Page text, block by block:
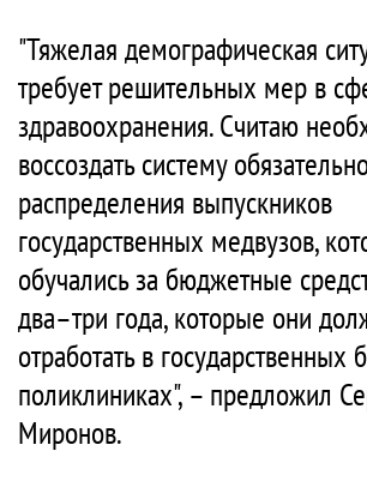
"Тяжелая демографическая
требует решительных мер в
здравоохранения. Считаю
воссоздать систему
распределения выпускников
государственных медвузов,
обучались за бюджетные
два–три года, которые они
отработать в государственных
поликлиниках", – предложил
Миронов.